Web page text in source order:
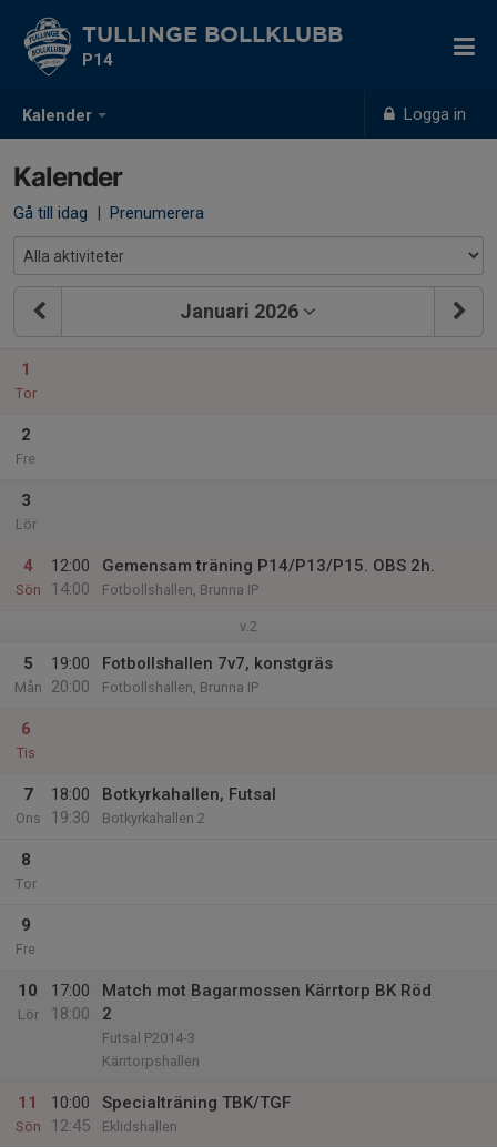
Kalender Logga in
TULLINGE BOLLKLUBB
P14
Kalender
Gå till idag | Prenumerera
Januari 2026
1
Tor
2
Fre
3
Lör
4
Sön
12:00
14:00
Gemensam träning P14/P13/P15. OBS 2h.
Fotbollshallen, Brunna IP
v.2
5
Mån
19:00
20:00
Fotbollshallen 7v7, konstgräs
Fotbollshallen, Brunna IP
6
Tis
7
Ons
18:00
19:30
Botkyrkahallen, Futsal
Botkyrkahallen 2
8
Tor
9
Fre
10
Lör
17:00
18:00
Match mot Bagarmossen Kärrtorp BK Röd
2
Futsal P2014-3
Kärrtorpshallen
11
Sön
10:00
12:45
Specialträning TBK/TGF
Eklidshallen